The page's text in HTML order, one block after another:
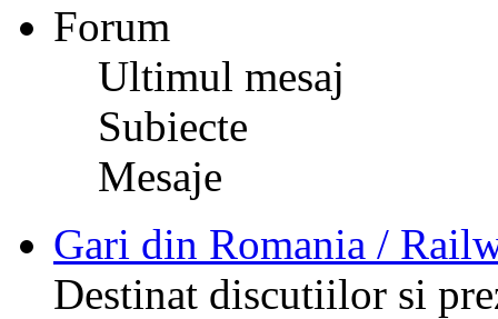
Forum
Ultimul mesaj
Subiecte
Mesaje
Gari din Romania /
Destinat discutiilor si